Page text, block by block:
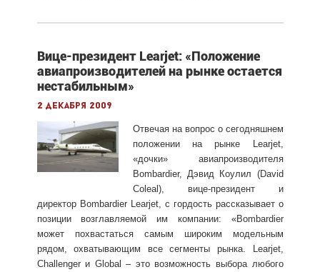
Вице-президент Learjet: «Положение
авиапроизводителей на рынке остается
нестабильным»
2 декабря 2009
Отвечая на вопрос о сегодняшнем
положении на рынке Learjet,
«дочки» авиапроизводителя
Bombardier, Дэвид Коулил (David
Coleal), вице-президент и
директор Bombardier Learjet, с гордость рассказывает о
позиции возглавляемой им компании: «Bombardier
может похвастаться самым широким модельным
рядом, охватывающим все сегменты рынка. Learjet,
Challenger и Global – это возможность выбора любого